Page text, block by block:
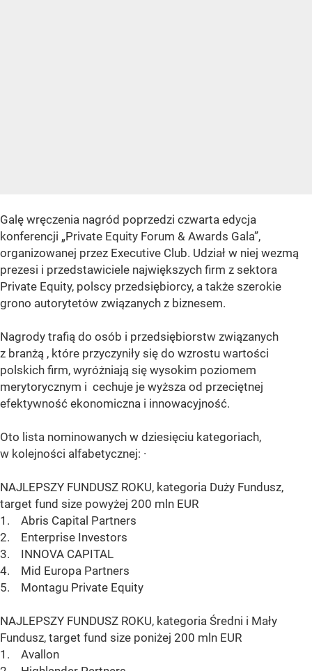
Galę wręczenia nagród poprzedzi czwarta edycja
konferencji „Private Equity Forum & Awards Gala”,
organizowanej przez Executive Club. Udział w niej wezmą
prezesi i przedstawiciele największych firm z sektora
Private Equity, polscy przedsiębiorcy, a także szerokie
grono autorytetów związanych z biznesem.
Nagrody trafią do osób i przedsiębiorstw związanych
z branżą , które przyczyniły się do wzrostu wartości
polskich firm, wyróżniają się wysokim poziomem
merytorycznym i cechuje je wyższa od przeciętnej
efektywność ekonomiczna i innowacyjność.
Oto lista nominowanych w dziesięciu kategoriach,
w kolejności alfabetycznej: ·
NAJLEPSZY FUNDUSZ ROKU, kategoria Duży Fundusz,
target fund size powyżej 200 mln EUR
1. Abris Capital Partners
2. Enterprise Investors
3. INNOVA CAPITAL
4. Mid Europa Partners
5. Montagu Private Equity
NAJLEPSZY FUNDUSZ ROKU, kategoria Średni i Mały
Fundusz, target fund size poniżej 200 mln EUR
1. Avallon